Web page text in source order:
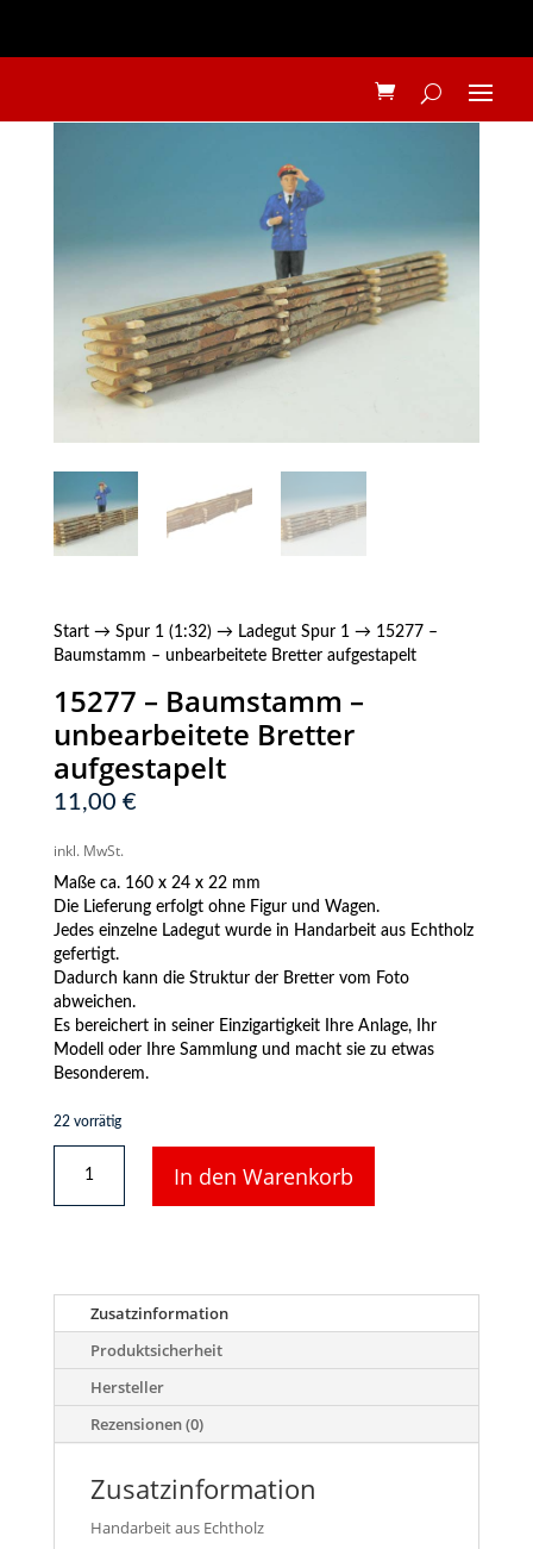
Start→ Spur 1 (1:32)→ Ladegut Spur 1→ 15277 –
Baumstamm – unbearbeitete Bretter aufgestapelt
15277 – Baumstamm –
unbearbeitete Bretter
aufgestapelt
11,00 €
inkl. MwSt.
Maße ca. 160 x 24 x 22 mm
Die Lieferung erfolgt ohne Figur und Wagen.
Jedes einzelne Ladegut wurde in Handarbeit aus Echtholz
gefertigt.
Dadurch kann die Struktur der Bretter vom Foto
abweichen.
Es bereichert in seiner Einzigartigkeit Ihre Anlage, Ihr
Modell oder Ihre Sammlung und macht sie zu etwas
Besonderem.
22 vorrätig
Baumstamm
aufgestapelt
Menge
In den Warenkorb
Zusatzinformation
Produktsicherheit
Hersteller
Rezensionen (0)
Zusatzinformation
Handarbeit aus Echtholz